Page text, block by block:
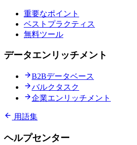
重要なポイント
ベストプラクティス
無料ツール
データエンリッチメント
B2Bデータベース
バルクタスク
企業エンリッチメント
用語集
ヘルプセンター